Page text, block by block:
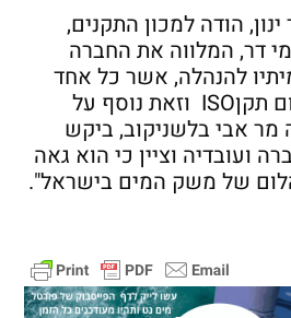
הודה למכון התקנים,
דר, המלווה את החברה
להנהלה, אשר כל אחד
מהם אחראי על יישום תקןISO וזאת נוסף על
מר אבי בלשניקוב, ביקש
ועובדיה וציין כי הוא גאה
של משק המים בישראל".